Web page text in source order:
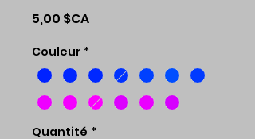
5,00 $CAPrix
Couleur *
Quantité *